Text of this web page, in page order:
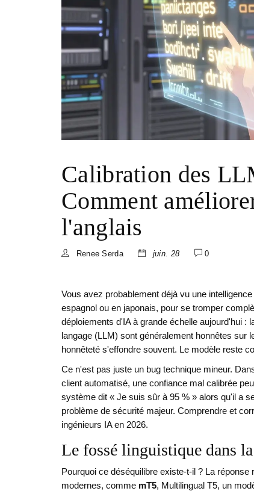
Calibration des
Comment
l'anglais
Renee Serda juin. 28 0
Vous avez probablement déjà vu une
espagnol ou en japonais, pour se tromper
déploiements d'IA à grande échelle aujourd'hui :
langage (LLM) sont généralement honnêtes
honnêteté s'effondre souvent. Le modèle reste
Ce n'est pas juste un bug technique mineur.
client automatisé, une confiance mal calibrée
système dit « Je suis sûr à 95 % » alors qu'il a
problème de sécurité majeur. Comprendre et
ingénieurs IA en 2026.
Le fossé linguistique dans
Pourquoi ce déséquilibre existe-t-il ? La
modernes, comme mT5, Multilingual T5, un